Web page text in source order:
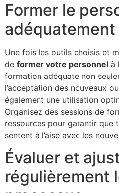
Former le
adéquatement
Une fois les outils choisis et
de former votre personnel à
formation adéquate non
l’acceptation des nouveaux
également une utilisation
Organisez des sessions de
ressources pour garantir que
sentent à l’aise avec les
Évaluer et
régulièrement